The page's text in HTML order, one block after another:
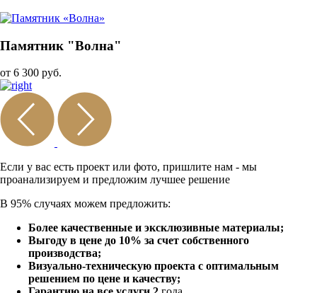
Памятник "Волна"
от 6 300 руб.
Если у вас есть проект или фото, пришлите нам - мы
проанализируем и предложим лучшее решение
В 95% случаях можем предложить:
Более качественные и эксклюзивные материалы;
Выгоду в цене до 10% за счет собственного
производства;
Визуально-техническую проекта с оптимальным
решением по цене и качеству;